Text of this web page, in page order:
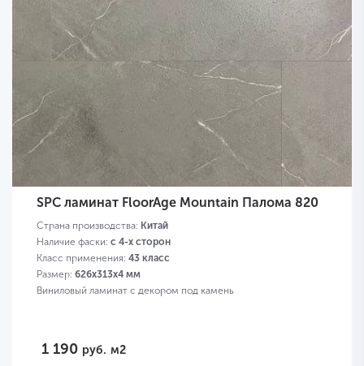
SPC ламинат FloorAge Mountain Палома 820
Страна производства: Китай
Наличие фаски: с 4-х сторон
Класс применения: 43 класс
Размер: 626х313х4 мм
Виниловый ламинат с декором под камень
1 190 руб. м2